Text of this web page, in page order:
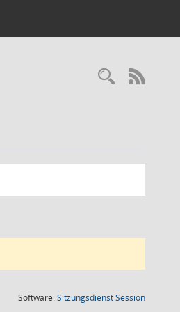
Software:SitzungsdienstSession(Wird in